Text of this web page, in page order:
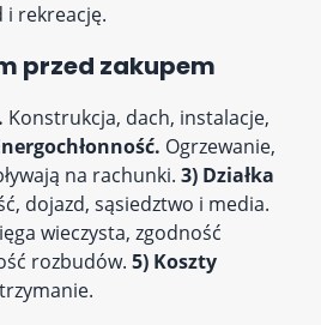
i rekreację.
przed zakupem
Konstrukcja, dach, instalacje,
Ogrzewanie,
na rachunki. 3) Działka
dojazd, sąsiedztwo i media.
wieczysta, zgodność
rozbudów. 5) Koszty